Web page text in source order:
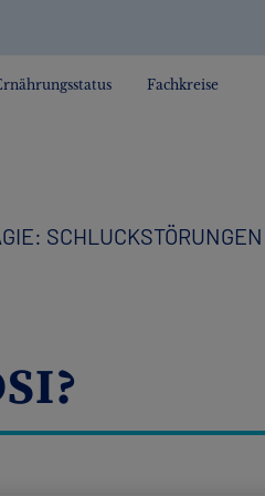
Fachkreise
SCHLUCKSTÖRUNGEN